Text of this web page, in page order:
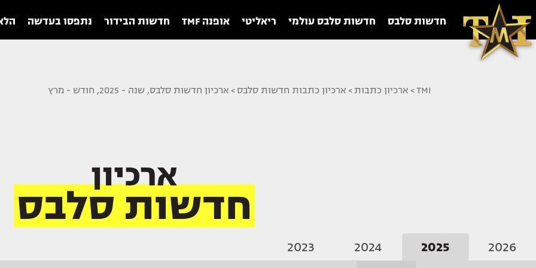
חדשות סלבס חדשות סלבס עולמי ריאליטי אופנה TMF חדשות הבידור נתפסו בעדשה
TMI
> ארכיון כתבות > ארכיון כתבות חדשות סלבס > ארכיון חדשות סלבס, שנה - 2025, חודש - מרץ
ארכיון
חדשות סלבס
2026
2025
2024
2023